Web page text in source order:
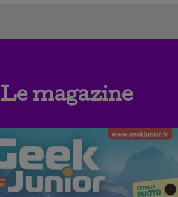
Le magazine